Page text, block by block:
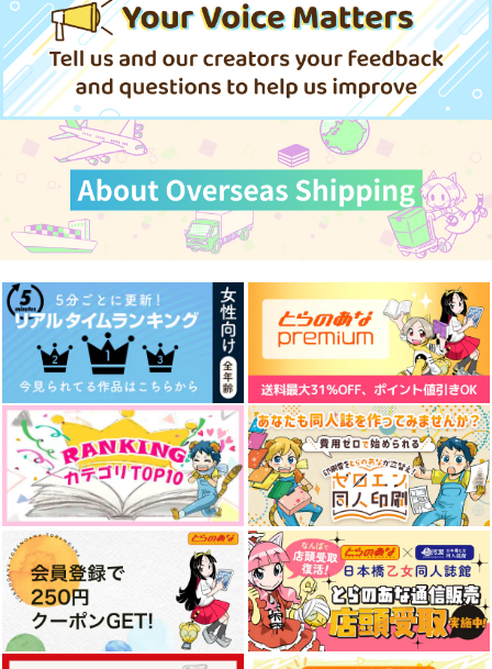
それは仕方ない
同室マニア
（税込）
食満留三郎×善法寺伊作
サンプル
作品詳細
恋文
990円（税込）
食満留三郎×善法寺伊作
サンプル
作品詳細
たぬき日和２
クリオネットパレー
ド
1,572円（税込）
食満留三郎×善法寺伊作
サンプル
作品詳細
失礼します！！
srash
629円（税込）
溶かして
ルイス
1,572円（税込）
ComeOn!!留三郎
SO_LOW!!!
787円（税込）
専売 472 （税込）
落第忍者乱太郎
雑渡昆奈門×善法寺伊作
サンプル
カート
専売 472円（税込）
潮江文次郎×食満留三郎
専売 1,572円 （税込）
落第忍者乱太郎
食満留三郎×善法寺伊作
サンプル
拾われるための一生
颯想
専売 1,572円（税込）
落第忍者乱太郎
潮江文次郎×食満留三郎
サンプル
カート
恋仲になったからたく
さんキスしよう
千遥
専売 629円（税込）
落第忍者乱太郎
食満留三郎×善法寺伊作
サンプル
カート
まなざし
ＪＫ
専売 629円（税込）
落第忍者乱太郎
雑渡昆奈門×善法寺伊作
サンプル
カート